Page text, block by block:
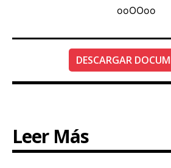
ooOOoo
DESCARGAR
Leer Más